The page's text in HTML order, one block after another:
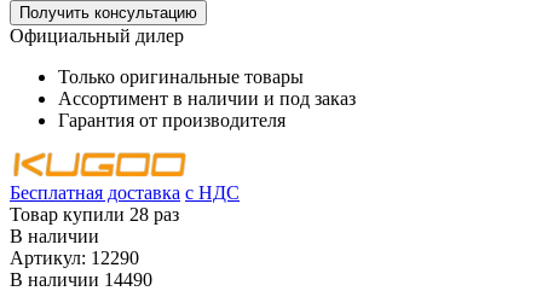
Получить консультацию
Официальный дилер
Только оригинальные товары
Ассортимент в наличии и под заказ
Гарантия от производителя
Бесплатная доставка c НДС
Товар купили 28 раз
В наличии
Артикул: 12290
В наличии 14490